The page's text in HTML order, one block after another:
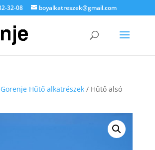
32-08 boyalkatreszek@gmail.com
Hűtő alkatrészek/ Hűtő alsó